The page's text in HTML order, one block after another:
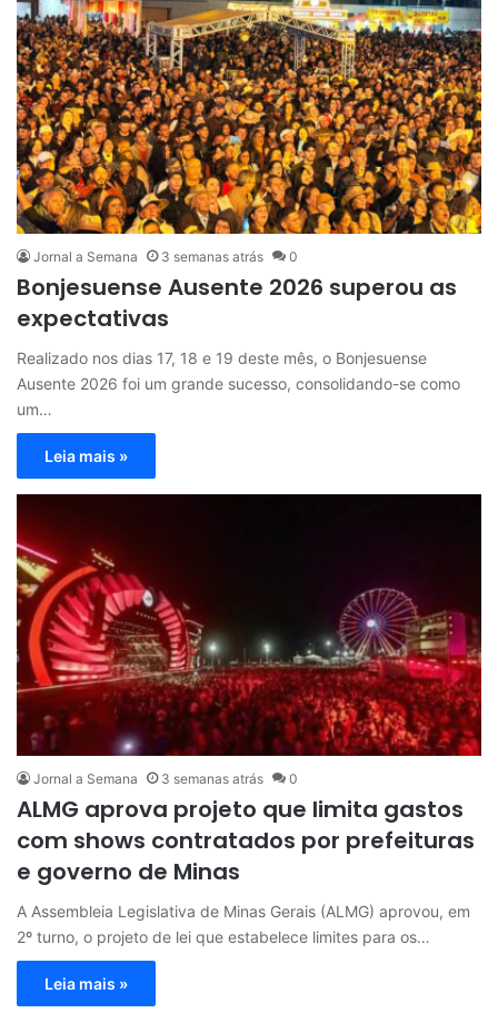
Jornal a Semana 3 semanas atrás 0
Bonjesuense Ausente 2026 superou as
expectativas
Realizado nos dias 17, 18 e 19 deste mês, o Bonjesuense
Ausente 2026 foi um grande sucesso, consolidando-se como
um…
Leia mais »
Jornal a Semana 3 semanas atrás 0
ALMG aprova projeto que limita gastos
com shows contratados por prefeituras
e governo de Minas
A Assembleia Legislativa de Minas Gerais (ALMG) aprovou, em
2º turno, o projeto de lei que estabelece limites para os…
Leia mais »